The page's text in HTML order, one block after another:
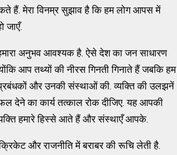
हैं. मेरा विनम्र सुझाव है कि हम लोग आपस में
जाएँ.
अनुभव आवश्यक है. ऐसे देश का जन साधारण
आप तथ्यों की नीरस गिनती गिनाते हैं जबकि हम
और उनकी संस्थाओं की. व्यक्ति की उलझनें
देने का कार्य तत्काल रोक दीजिए. यह आपकी
हमारे हिस्से आते हैं और संस्थाएँ आपके.
और राजनीति में बराबर की रूचि लेती है.